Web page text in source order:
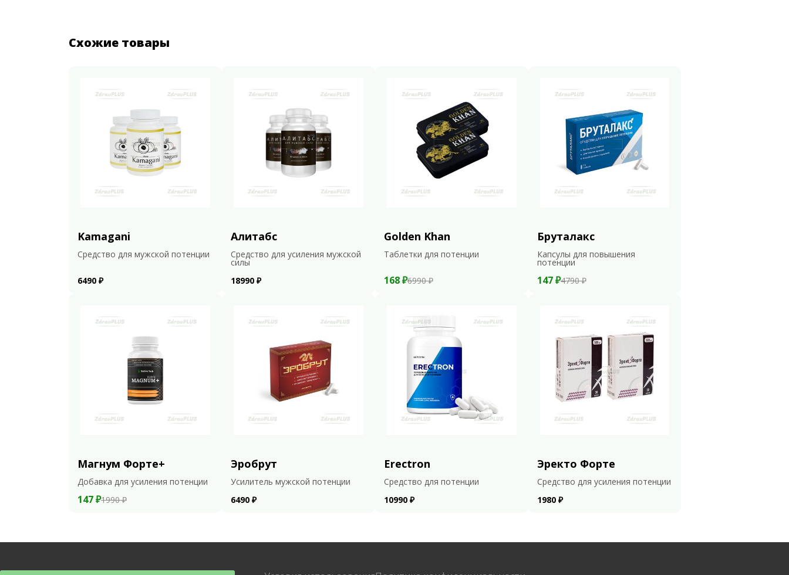
Схожие товары
Kamagani
Средство для мужской потенции
6490 ₽
Алитабс
Средство для усиления мужской
силы
18990 ₽
Golden Khan
Таблетки для потенции
168 ₽6990 ₽
Бруталакс
Капсулы для повышения
потенции
147 ₽4790 ₽
Магнум Форте+
Добавка для усиления потенции
147 ₽1990 ₽
Эробрут
Усилитель мужской потенции
6490 ₽
Erectron
Средство для потенции
10990 ₽
Эректо Форте
Средство для усиления потенции
1980 ₽